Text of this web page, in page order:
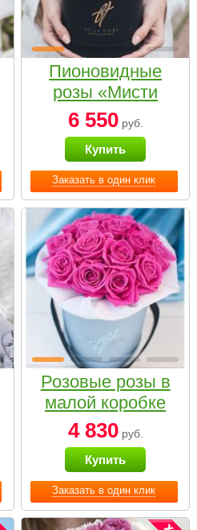
Заказать в один клик
Пионовидные
розы «Мисти
бабблс» в
черной коробке
Small
6 550руб.
Купить
Заказать в один клик
Розовые розы в
малой коробке
4 830руб.
Купить